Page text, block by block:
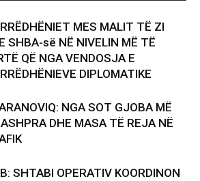
MES MALIT TË ZI
SHBA-së NË NIVELIN MË TË
QË NGA VENDOSJA E
DIPLOMATIKE
NGA SOT GJOBA MË
DHE MASA TË REJA NË
SHTABI OPERATIV KOORDINON